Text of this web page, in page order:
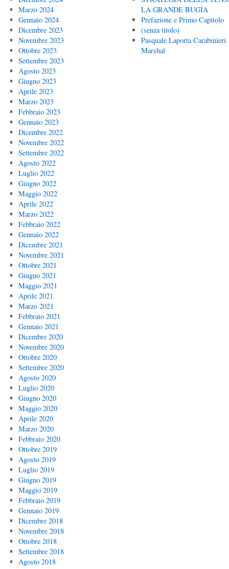
Marzo 2024
Gennaio 2024
Dicembre 2023
Novembre 2023
Ottobre 2023
Settembre 2023
Agosto 2023
Giugno 2023
Aprile 2023
Marzo 2023
Febbraio 2023
Gennaio 2023
Dicembre 2022
Novembre 2022
Settembre 2022
Agosto 2022
Luglio 2022
Giugno 2022
Maggio 2022
Aprile 2022
Marzo 2022
Febbraio 2022
Gennaio 2022
Dicembre 2021
Novembre 2021
Ottobre 2021
Giugno 2021
Maggio 2021
Aprile 2021
Marzo 2021
Febbraio 2021
Gennaio 2021
Dicembre 2020
Novembre 2020
Ottobre 2020
Settembre 2020
Agosto 2020
Luglio 2020
Giugno 2020
Maggio 2020
Aprile 2020
Marzo 2020
Febbraio 2020
Ottobre 2019
Agosto 2019
Luglio 2019
Giugno 2019
Maggio 2019
Febbraio 2019
Gennaio 2019
Dicembre 2018
Novembre 2018
Ottobre 2018
Settembre 2018
Agosto 2018
LA GRANDE BUGIA
Prefazione e Primo Capitolo
(senza titolo)
Pasquale Laporta Carabinieri
Marshal